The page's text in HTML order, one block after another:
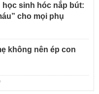
sinh hóc nắp bút:
cho mọi phụ
không nên ép con